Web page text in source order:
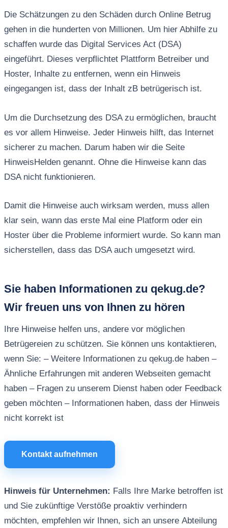
Die Schätzungen zu den Schäden durch Online Betrug
gehen in die hunderten von Millionen. Um hier Abhilfe zu
schaffen wurde das Digital Services Act (DSA)
eingeführt. Dieses verpflichtet Plattform Betreiber und
Hoster, Inhalte zu entfernen, wenn ein Hinweis
eingegangen ist, dass der Inhalt zB betrügerisch ist.
Um die Durchsetzung des DSA zu ermöglichen, braucht
es vor allem Hinweise. Jeder Hinweis hilft, das Internet
sicherer zu machen. Darum haben wir die Seite
HinweisHelden genannt. Ohne die Hinweise kann das
DSA nicht funktionieren.
Damit die Hinweise auch wirksam werden, muss allen
klar sein, wann das erste Mal eine Platform oder ein
Hoster über die Probleme informiert wurde. So kann man
sicherstellen, dass das DSA auch umgesetzt wird.
Sie haben Informationen zu qekug.de?
Wir freuen uns von Ihnen zu hören
Ihre Hinweise helfen uns, andere vor möglichen
Betrügereien zu schützen. Sie können uns kontaktieren,
wenn Sie: – Weitere Informationen zu qekug.de haben –
Ähnliche Erfahrungen mit anderen Webseiten gemacht
haben – Fragen zu unserem Dienst haben oder Feedback
geben möchten – Informationen haben, dass der Hinweis
nicht korrekt ist
Kontakt aufnehmen
Hinweis für Unternehmen: Falls Ihre Marke betroffen ist
und Sie zukünftige Verstöße proaktiv verhindern
möchten, empfehlen wir Ihnen, sich an unsere Abteilung